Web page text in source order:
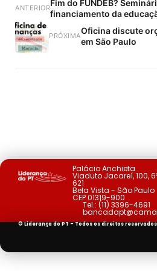
ANTERIORFim do FUNDEB?
financiamento da
PRÓXIMAOficina discute
em São Paulo
Palácio Anchieta
Viaduto Jacareí, 100,
621
Bela Vista - São Paulo
CEP 01319-900
Tel.: (11) 3396-4691
© Liderança do PT - Todos os direitos